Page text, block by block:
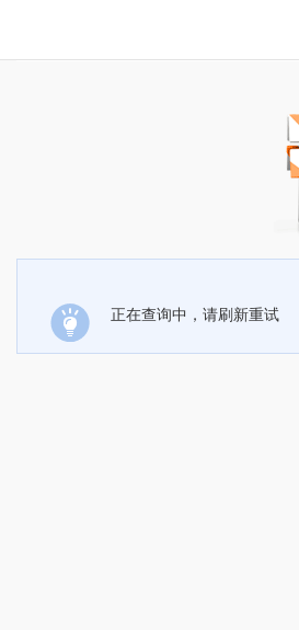
正在查询中，请刷新重试